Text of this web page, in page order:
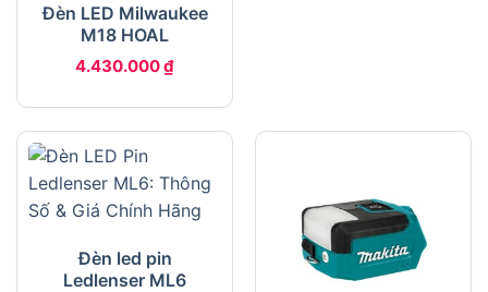
Đèn LED Milwaukee
M18 HOAL
4.430.000₫
Đèn led pin
Ledlenser ML6